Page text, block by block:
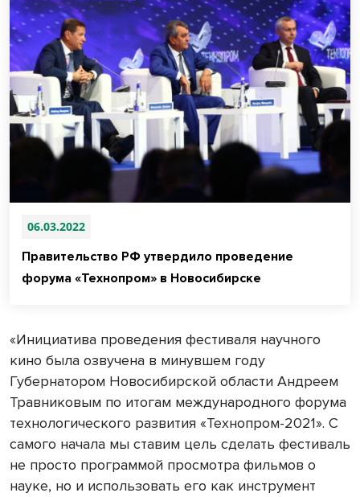
06.03.2022
Правительство РФ утвердило проведение
форума «Технопром» в Новосибирске
«Инициатива проведения фестиваля научного
кино была озвучена в минувшем году
Губернатором Новосибирской области Андреем
Травниковым по итогам международного форума
технологического развития «Технопром-2021». С
самого начала мы ставим цель сделать фестиваль
не просто программой просмотра фильмов о
науке, но и использовать его как инструмент